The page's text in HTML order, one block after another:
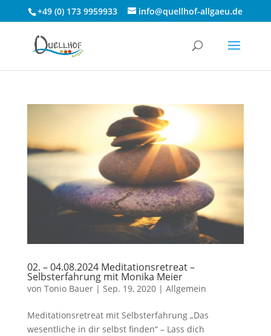
+49 (0) 173 9959933 info@quellhof-allgaeu.de
02. – 04.08.2024 Meditationsretreat –
Selbsterfahrung mit Monika Meier
von Tonio Bauer| Sep. 19, 2020| Allgemein
Meditationsretreat mit Selbsterfahrung „Das
wesentliche in dir selbst finden“ – Lass dich